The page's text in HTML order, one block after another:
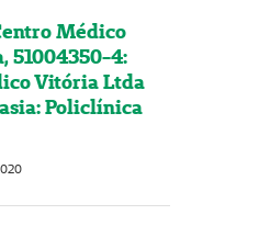
Médico
51004350-4:
Vitória Ltda
Policlínica